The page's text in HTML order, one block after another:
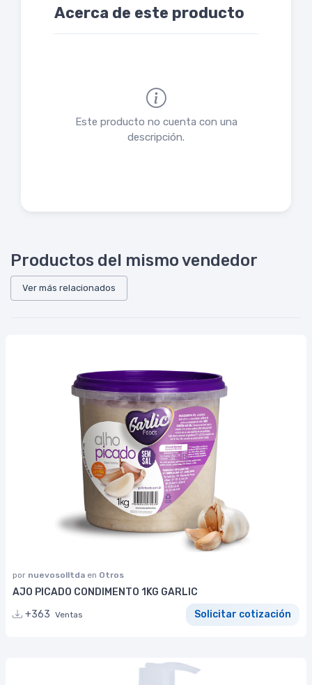
Acerca de este producto
Este producto no cuenta con una
descripción.
Productos del mismo vendedor
Ver más relacionados
por nuevosolltda en Otros
AJO PICADO CONDIMENTO 1KG GARLIC
+363 Ventas Solicitar cotización